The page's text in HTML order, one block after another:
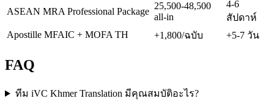
ASEAN MRA Professional Package
25,500-48,500
all-in
4-6
สัปดาห์
Apostille MFAIC + MOFA TH
+1,800/ฉบับ +5-7 วัน
FAQ
ทีม iVC Khmer Translation มีคุณสมบัติอะไร?